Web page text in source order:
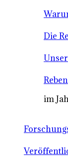
Die
im